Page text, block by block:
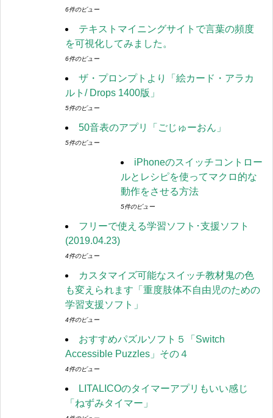
6件のビュー
テキストマイニングサイトで言葉の頻度
を可視化してみました。
6件のビュー
ザ・プロンプトより「絵カード・アラカ
ルト/ Drops 1400版」
5件のビュー
50音表のアプリ「ごじゅーおん」
5件のビュー
iPhoneのスイッチコントロー
ルとレシピを使ってマクロ的な
動作をさせる方法
5件のビュー
フリーで使える学習ソフト･支援ソフト
(2019.04.23)
4件のビュー
カスタマイズ可能なスイッチ教材鬼の色
も変えられます「重度肢体不自由児のための
学習支援ソフト」
4件のビュー
おすすめパズルソフト５「Switch
Accessible Puzzles」その４
4件のビュー
LITALICOのタイマーアプリもいい感じ
「ねずみタイマー」